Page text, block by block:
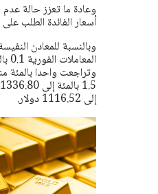
وعادة ما تعزز حالة
أسعار الفائدة الطلب
وبالنسبة للمعادن
وتراجعت واحدا بالمئة
إلى 1116.52 دولار.